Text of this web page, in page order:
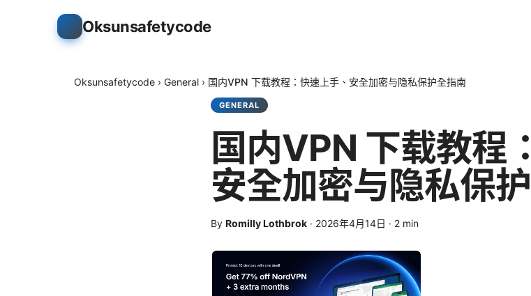
Oksunsafetycode
Oksunsafetycode › General › 国内VPN 下载教程：快速上手、安全加密与隐私保护全指南
GENERAL
国内VPN 下载教程
安全加密与隐私保
By Romilly Lothbrok · 2026年4月14日 · 2 min